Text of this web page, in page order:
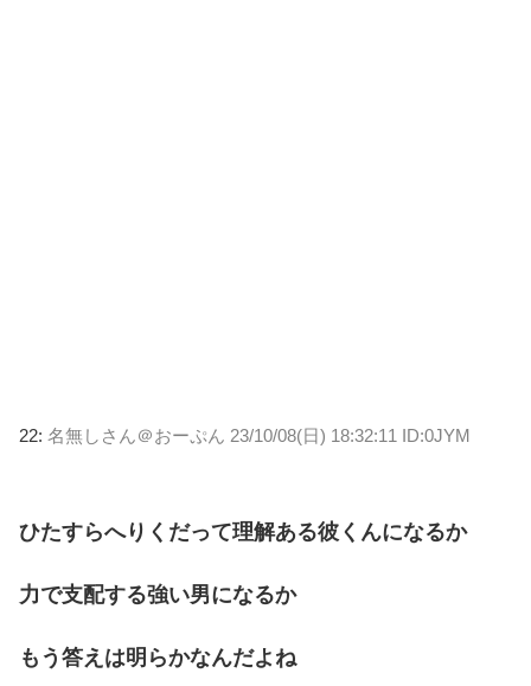
22: 名無しさん＠おーぷん 23/10/08(日) 18:32:11 ID:0JYM
ひたすらへりくだって理解ある彼くんになるか
力で支配する強い男になるか
もう答えは明らかなんだよね